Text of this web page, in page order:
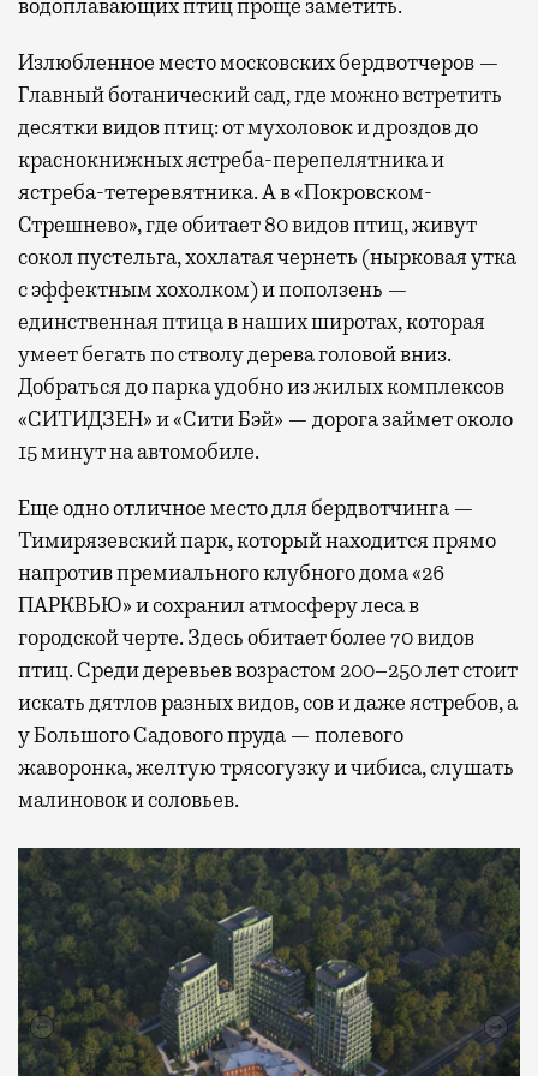
водоплавающих птиц проще заметить.
Излюбленное место московских бердвотчеров —
Главный ботанический сад, где можно встретить
десятки видов птиц: от мухоловок и дроздов до
краснокнижных ястреба-перепелятника и
ястреба-тетеревятника. А в «Покровском-
Стрешнево», где обитает 80 видов птиц, живут
сокол пустельга, хохлатая чернеть (нырковая утка
с эффектным хохолком) и поползень —
единственная птица в наших широтах, которая
умеет бегать по стволу дерева головой вниз.
Добраться до парка удобно из жилых комплексов
«СИТИДЗЕН» и «Сити Бэй» — дорога займет около
15 минут на автомобиле.
Еще одно отличное место для бердвотчинга —
Тимирязевский парк, который находится прямо
напротив премиального клубного дома «26
ПАРКВЬЮ» и сохранил атмосферу леса в
городской черте. Здесь обитает более 70 видов
птиц. Среди деревьев возрастом 200–250 лет стоит
искать дятлов разных видов, сов и даже ястребов, а
у Большого Садового пруда — полевого
жаворонка, желтую трясогузку и чибиса, слушать
малиновок и соловьев.